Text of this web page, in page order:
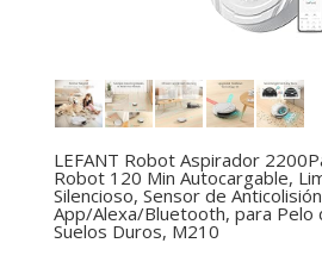
LEFANT Robot Aspirador
Robot 120 Min Autocargable,
Silencioso, Sensor de
App/Alexa/Bluetooth, para Pelo
Suelos Duros, M210